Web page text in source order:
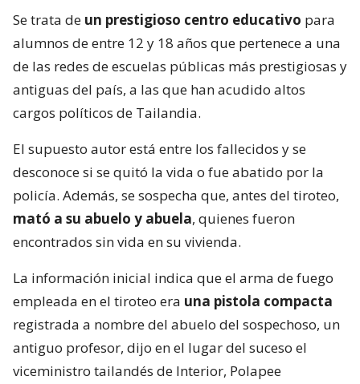
Se trata de un prestigioso centro educativo para
alumnos de entre 12 y 18 años que pertenece a una
de las redes de escuelas públicas más prestigiosas y
antiguas del país, a las que han acudido altos
cargos políticos de Tailandia.
El supuesto autor está entre los fallecidos y se
desconoce si se quitó la vida o fue abatido por la
policía. Además, se sospecha que, antes del tiroteo,
mató a su abuelo y abuela, quienes fueron
encontrados sin vida en su vivienda.
La información inicial indica que el arma de fuego
empleada en el tiroteo era una pistola compacta
registrada a nombre del abuelo del sospechoso, un
antiguo profesor, dijo en el lugar del suceso el
viceministro tailandés de Interior, Polapee